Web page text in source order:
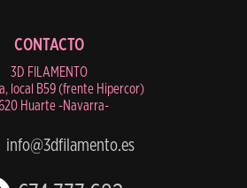
CONTACTO
3D FILAMENTO
local B59 (frente Hipercor)
Huarte -Navarra-
info@3dfilamento.es